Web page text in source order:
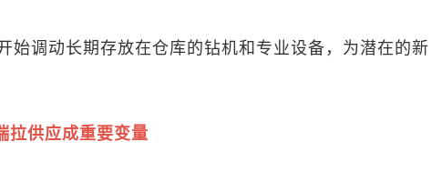
始调动长期存放在仓库的钻机和专业设备，为潜在的新
拉供应成重要变量